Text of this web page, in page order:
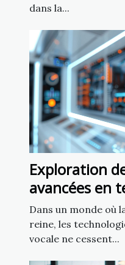
dans la...
Exploration
avancées en
Dans un monde où
reine, les
vocale ne cessent...